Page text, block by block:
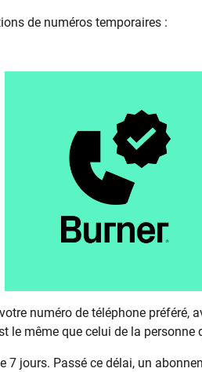
de numéros temporaires :
numéro de téléphone
même que celui de la personne
jours. Passé ce délai, un